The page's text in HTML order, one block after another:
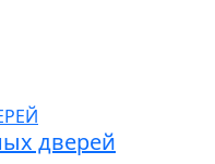
дверей